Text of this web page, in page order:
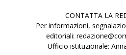
CONTATTA LA
Per informazioni,
editoriali:
Ufficio istituzionale: